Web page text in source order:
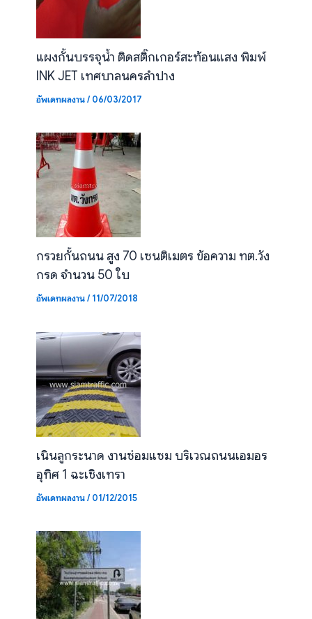
แผงกั้นบรรจุน้ำ ติดสติ๊กเกอร์สะท้อนแสง พิมพ์
INK JET เทศบาลนครลำปาง
อัพเดทผลงาน/06/03/2017
กรวยกั้นถนน สูง 70 เซนติเมตร ข้อความ ทต.วัง
กรด จำนวน 50 ใบ
อัพเดทผลงาน/11/07/2018
เนินลูกระนาด งานซ่อมแซม บริเวณถนนเอมอร
อุทิศ 1 ฉะเชิงเทรา
อัพเดทผลงาน/01/12/2015